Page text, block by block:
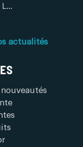
L...
actualités